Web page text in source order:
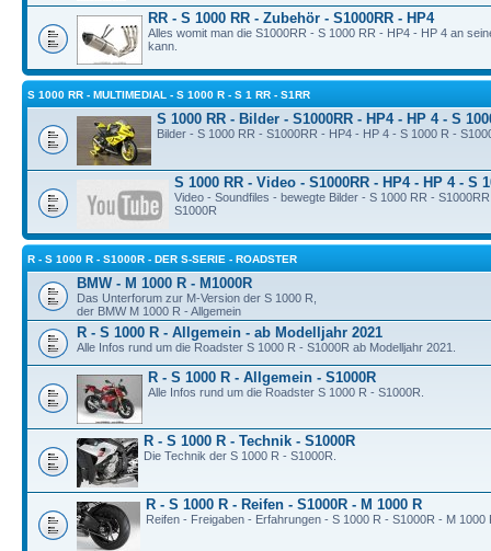
RR - S 1000 RR - Zubehör - S1000RR - HP4
Alles womit man die S1000RR - S 1000 RR - HP4 - HP 4 an
kann.
S 1000 RR - MULTIMEDIAL - S 1000 R - S 1 RR - S1RR
S 1000 RR - Bilder - S1000RR - HP4 - HP 4 - S
Bilder - S 1000 RR - S1000RR - HP4 - HP 4 - S 1000 R -
S 1000 RR - Video - S1000RR - HP4 - HP 4 - S
Video - Soundfiles - bewegte Bilder - S 1000 RR -
S1000R
R - S 1000 R - S1000R - DER S-SERIE - ROADSTER
BMW - M 1000 R - M1000R
Das Unterforum zur M-Version der S 1000 R,
der BMW M 1000 R - Allgemein
R - S 1000 R - Allgemein - ab Modelljahr 2021
Alle Infos rund um die Roadster S 1000 R - S1000R ab Modelljahr 2021.
R - S 1000 R - Allgemein - S1000R
Alle Infos rund um die Roadster S 1000 R - S1000R.
R - S 1000 R - Technik - S1000R
Die Technik der S 1000 R - S1000R.
R - S 1000 R - Reifen - S1000R - M 1000 R
Reifen - Freigaben - Erfahrungen - S 1000 R - S1000R - M 1000